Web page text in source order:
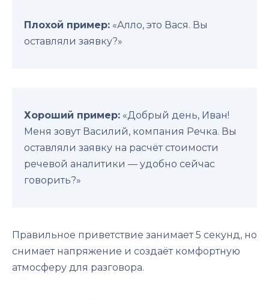
Плохой пример: «Алло, это Вася. Вы
оставляли заявку?»
Хороший пример: «Добрый день, Иван!
Меня зовут Василий, компания Речка. Вы
оставляли заявку на расчёт стоимости
речевой аналитики — удобно сейчас
говорить?»
Правильное приветствие занимает 5 секунд, но
снимает напряжение и создаёт комфортную
атмосферу для разговора.